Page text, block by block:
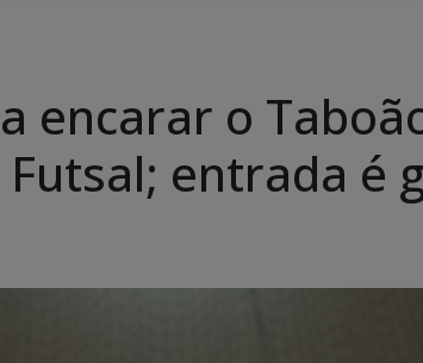
encarar o
entrada é